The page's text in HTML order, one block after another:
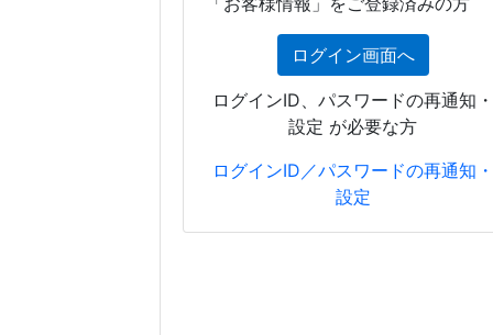
ログイン画面へ
ログインID、パスワードの再通知・
設定 が必要な方
ログインID／パスワードの再通知・
設定